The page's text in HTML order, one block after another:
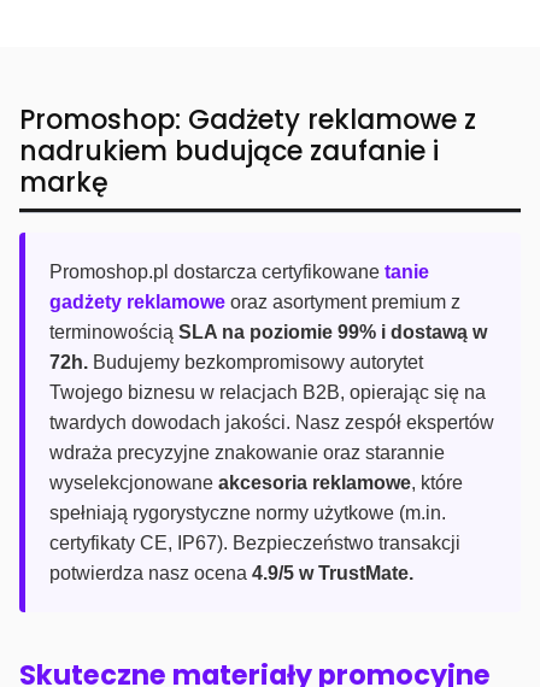
Promoshop: Gadżety reklamowe z
nadrukiem budujące zaufanie i
markę
Promoshop.pl dostarcza certyfikowane tanie
gadżety reklamowe oraz asortyment premium z
terminowością SLA na poziomie 99% i dostawą w
72h. Budujemy bezkompromisowy autorytet
Twojego biznesu w relacjach B2B, opierając się na
twardych dowodach jakości. Nasz zespół ekspertów
wdraża precyzyjne znakowanie oraz starannie
wyselekcjonowane akcesoria reklamowe, które
spełniają rygorystyczne normy użytkowe (m.in.
certyfikaty CE, IP67). Bezpieczeństwo transakcji
potwierdza nasz ocena 4.9/5 w TrustMate.
Skuteczne materiały promocyjne